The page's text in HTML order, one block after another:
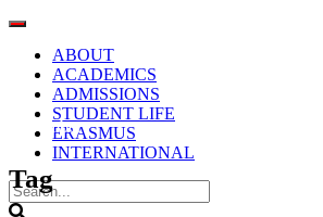
ABOUT
ACADEMICS
ADMISSIONS
STUDENT LIFE
ERASMUS
INTERNATIONAL
movember
Tag